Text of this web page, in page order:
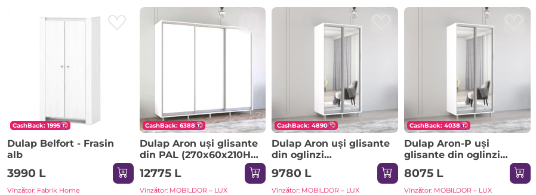
CashBack: 1995
Dulap Belfort - Frasin
alb
3990 L
Vînzător: Fabrik Home
CashBack: 6388
Dulap Aron uși glisante
din PAL (270x60x210H
cm) Sonoma
12775 L
Vînzător: MOBILDOR – LUX
CashBack: 4890
Dulap Aron uși glisante
din oglinzi
(170x60x240H cm) Alb
brilliant
9780 L
Vînzător: MOBILDOR – LUX
CashBack: 4038
Dulap Aron-P uși
glisante din oglinzi
(130x60x230H cm)
Sonoma
8075 L
Vînzător: MOBILDOR – LUX